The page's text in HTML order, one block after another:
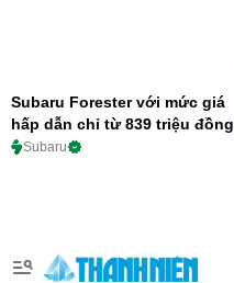
Subaru Forester với mức giá
hấp dẫn chỉ từ 839 triệu đồng
Subaru